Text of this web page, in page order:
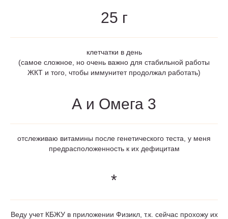
25 г
клетчатки в день
(самое сложное, но очень важно для стабильной работы
ЖКТ и того, чтобы иммунитет продолжал работать)
А и Омега 3
отслеживаю витамины после генетического теста, у меня
предрасположенность к их дефицитам
*
Веду учет КБЖУ в приложении Физикл, т.к. сейчас прохожу их